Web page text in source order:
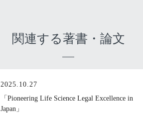
関連する著書・論文
2025.10.27
「Pioneering Life Science Legal Excellence in
Japan」